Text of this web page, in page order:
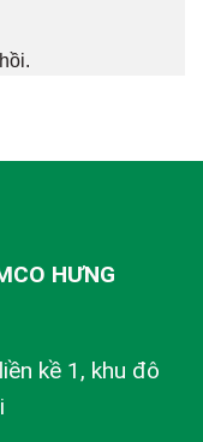
HƯNG
kề 1, khu đô